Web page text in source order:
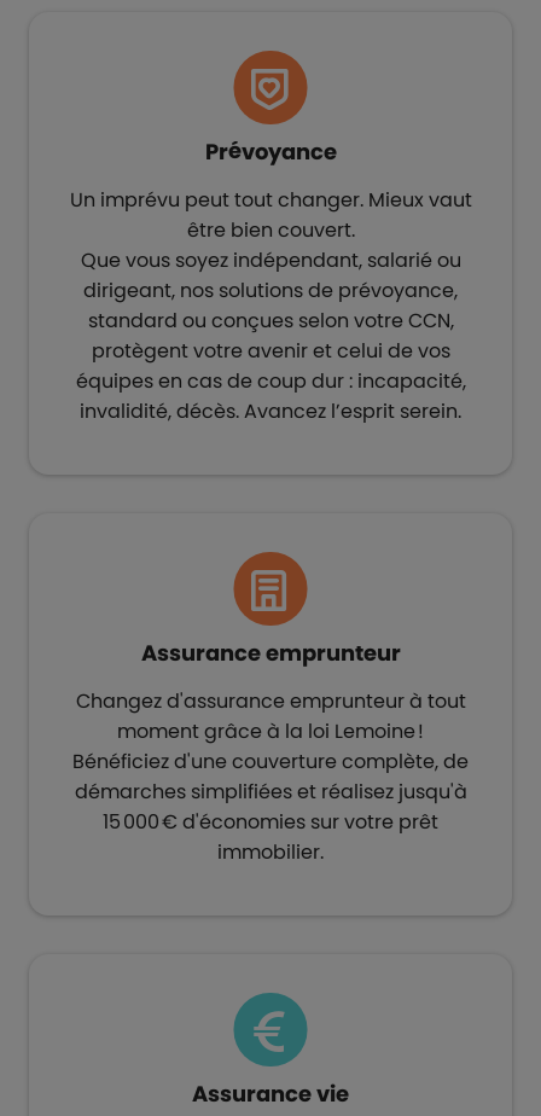
Prévoyance
Un imprévu peut tout changer. Mieux vaut
être bien couvert.​
Que vous soyez indépendant, salarié ou
dirigeant, nos solutions de prévoyance,
standard ou conçues selon votre CCN,
protègent votre avenir et celui de vos
équipes en cas de coup dur : incapacité,
invalidité, décès. Avancez l’esprit serein.​
Assurance emprunteur​
Changez d'assurance emprunteur à tout
moment grâce à la loi Lemoine !
Bénéficiez d'une couverture complète, de
démarches simplifiées et réalisez jusqu'à
15 000 € d'économies sur votre prêt
immobilier.
Assurance vie​